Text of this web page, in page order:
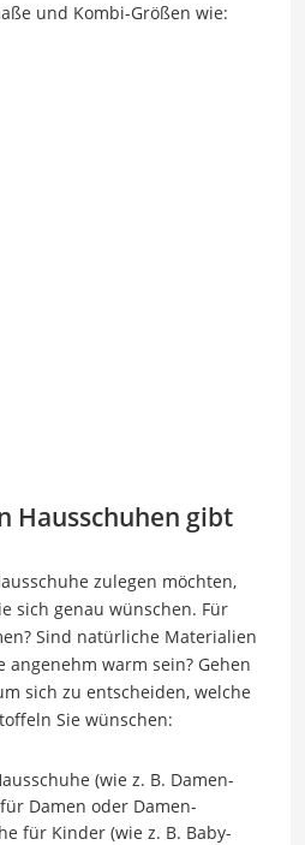
und Kombi-Größen wie:
Hausschuhen gibt
zulegen möchten,
sich genau wünschen. Für
Sind natürliche Materialien
warm sein? Gehen
sich zu entscheiden, welche
Sie wünschen:
(wie z. B. Damen-
Damen oder Damen-
für Kinder (wie z. B. Baby-